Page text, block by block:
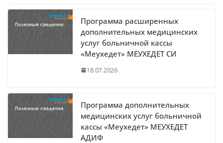
Программа расширенных
дополнительных медицинских
услуг больничной кассы
«Меухедет» МЕУХЕДЕТ СИ
18.07.2026
Программа дополнительных
медицинских услуг больничной
кассы «Меухедет» МЕУХЕДЕТ
АДИФ